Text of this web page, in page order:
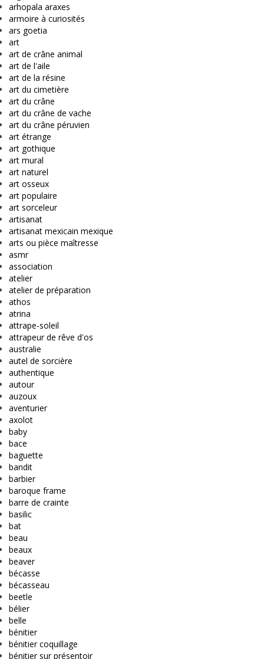
arhopala araxes
armoire à curiosités
ars goetia
art
art de crâne animal
art de l'aile
art de la résine
art du cimetière
art du crâne
art du crâne de vache
art du crâne péruvien
art étrange
art gothique
art mural
art naturel
art osseux
art populaire
art sorceleur
artisanat
artisanat mexicain mexique
arts ou pièce maîtresse
asmr
association
atelier
atelier de préparation
athos
atrina
attrape-soleil
attrapeur de rêve d'os
australie
autel de sorcière
authentique
autour
auzoux
aventurier
axolot
baby
bace
baguette
bandit
barbier
baroque frame
barre de crainte
basilic
bat
beau
beaux
beaver
bécasse
bécasseau
beetle
bélier
belle
bénitier
bénitier coquillage
bénitier sur présentoir